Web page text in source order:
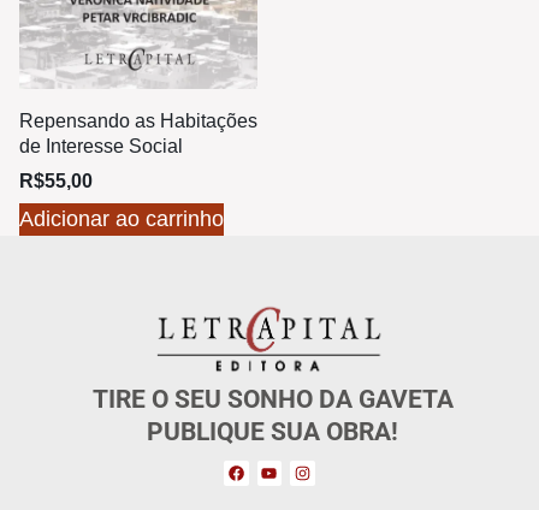
Repensando as Habitações
de Interesse Social
R$55,00
Adicionar ao carrinho
TIRE O SEU SONHO DA GAVETA
PUBLIQUE SUA OBRA!